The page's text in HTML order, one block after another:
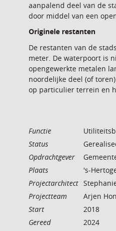
aanpalend deel van de
door middel van een
Originele restanten
De restanten van de
meter. De waterpoort is
opengewerkte metalen
noordelijke deel (of
op particulier terrein en
Functie
Status
Opdrachtgever
Plaats
's-
Projectarchitect
Projectteam
Arjen
Start
2018
Gereed
2024